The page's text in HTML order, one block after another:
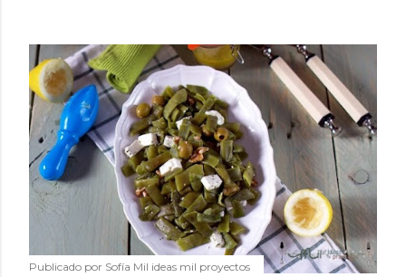
Publicado por Sofía Mil ideas mil proyectos